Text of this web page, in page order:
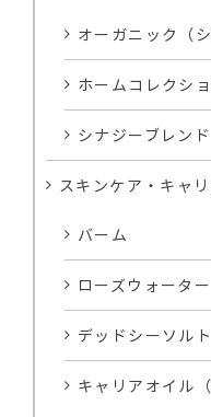
オーガニック（シ
ホームコレクシ
シナジーブレンド
スキンケア・キャ
バーム
ローズウォーター
デッドシーソルト
キャリアオイル（